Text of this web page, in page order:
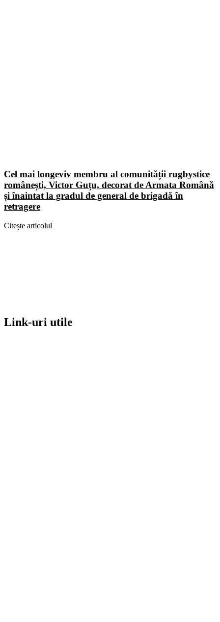
Cel mai longeviv membru al comunității rugbystice
românești, Victor Guțu, decorat de Armata Română
și înaintat la gradul de general de brigadă în
retragere
Citește articolul
Link-uri utile